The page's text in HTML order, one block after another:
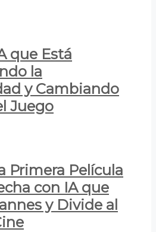
que Está
la
y Cambiando
Juego
Primera Película
con IA que
y Divide al